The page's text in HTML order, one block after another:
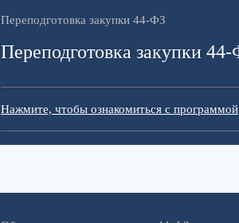
Переподготовка закупки 44-ФЗ
Переподготовка закупки
Нажмите, чтобы ознакомиться с программой